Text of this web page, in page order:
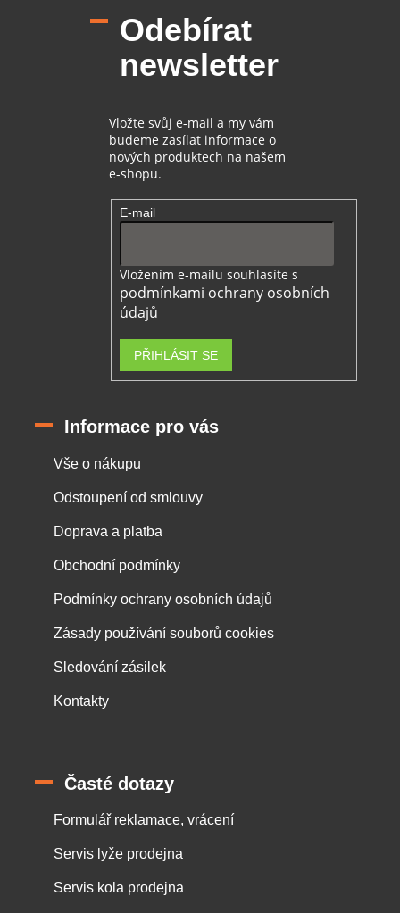
Odebírat
newsletter
Vložte svůj e-mail a my vám
budeme zasílat informace o
nových produktech na našem
e-shopu.
E-mail
Vložením e-mailu souhlasíte s
podmínkami ochrany osobních
údajů
PŘIHLÁSIT SE
Informace pro vás
Vše o nákupu
Odstoupení od smlouvy
Doprava a platba
Obchodní podmínky
Podmínky ochrany osobních údajů
Zásady používání souborů cookies
Sledování zásilek
Kontakty
Časté dotazy
Formulář reklamace, vrácení
Servis lyže prodejna
Servis kola prodejna